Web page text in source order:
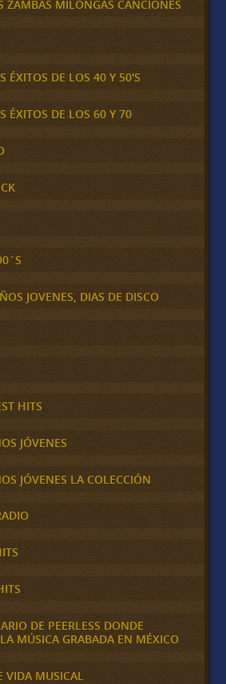
ZAMBAS MILONGAS CANCIONES
ÉXITOS DE LOS 40 Y 50'S
ÉXITOS DE LOS 60 Y 70
JOVENES, DIAS DE DISCO
HITS
JÓVENES
JÓVENES LA COLECCIÓN
DE PEERLESS DONDE
MÚSICA GRABADA EN MÉXICO
VIDA MUSICAL